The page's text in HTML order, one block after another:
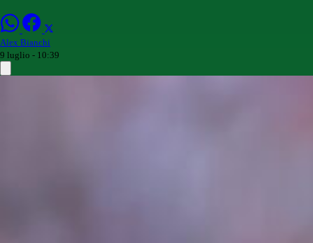
Alex Bianchi
9 luglio - 10:39